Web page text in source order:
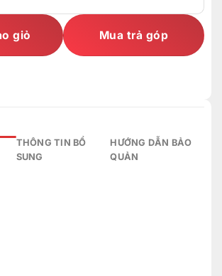
giỏ Mua trả góp
THÔNG TIN BỔ
SUNG
HƯỚNG DẪN BẢO
QUẢN